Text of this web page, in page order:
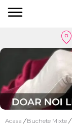
Acasa / Buchete Mixte /